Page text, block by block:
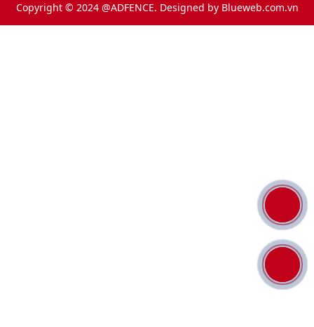
Copyright © 2024 @ADFENCE. Designed by Blueweb.com.vn